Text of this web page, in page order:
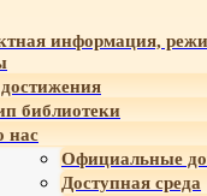
информация,
библиотеки
нас
Официальные
Доступная среда